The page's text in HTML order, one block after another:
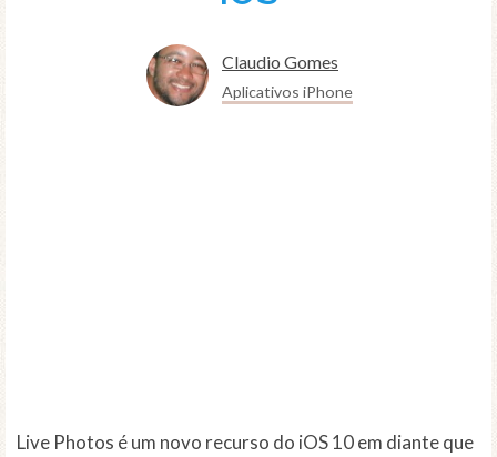
Claudio Gomes
Aplicativos iPhone
Live Photos é um novo recurso do iOS 10 em diante que